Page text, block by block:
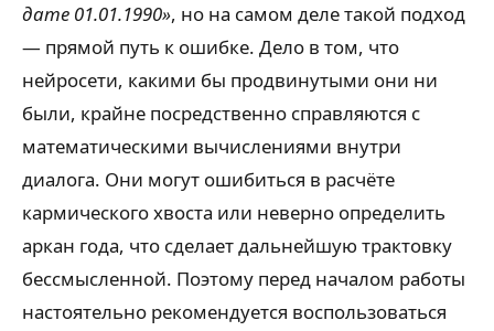
дате 01.01.1990», но на самом деле такой подход
— прямой путь к ошибке. Дело в том, что
нейросети, какими бы продвинутыми они ни
были, крайне посредственно справляются с
математическими вычислениями внутри
диалога. Они могут ошибиться в расчёте
кармического хвоста или неверно определить
аркан года, что сделает дальнейшую трактовку
бессмысленной. Поэтому перед началом работы
настоятельно рекомендуется воспользоваться